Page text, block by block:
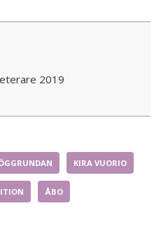
2019
KIRA VUORIO
ÅBO